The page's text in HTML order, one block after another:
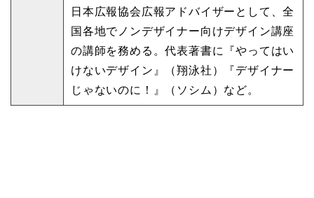
日本広報協会広報アドバイザーとして、全
国各地でノンデザイナー向けデザイン講座
の講師を務める。代表著書に『やってはい
けないデザイン』（翔泳社）『デザイナー
じゃないのに！』（ソシム）など。